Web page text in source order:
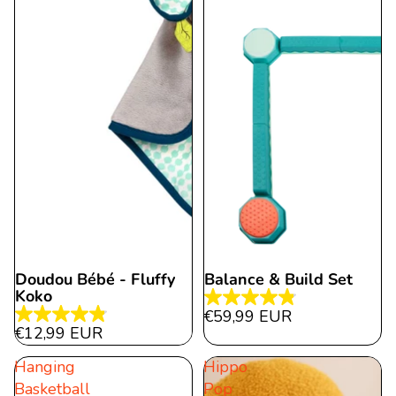
Doudou Bébé - Fluffy
Koko
4.9
étoile(s)
sur
5.
€12,99 EUR
Balance & Build Set
4.8
sur
5.
€59,99 EUR
Hanging
Basketball
Hippo
Pop